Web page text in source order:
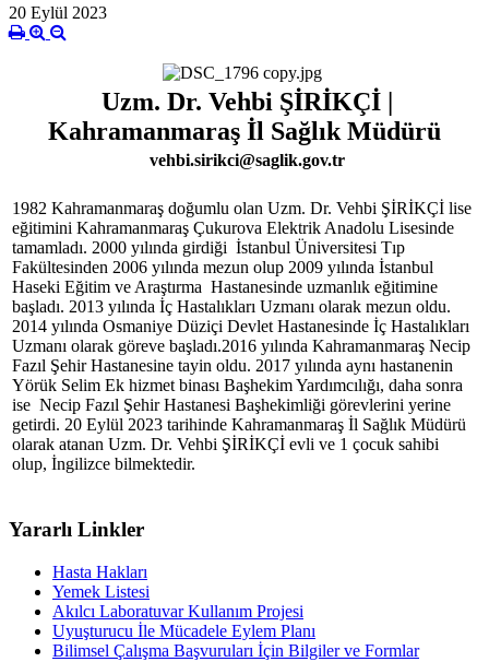
20 Eylül 2023
Uzm. Dr. Vehbi ŞİRİKÇİ |
Kahramanmaraş İl Sağlık Müdürü
vehbi.sirikci@saglik.gov.tr
1982 Kahramanmaraş doğumlu olan Uzm. Dr. Vehbi ŞİRİKÇİ lise
eğitimini Kahramanmaraş Çukurova Elektrik Anadolu Lisesinde
tamamladı. 2000 yılında girdiği İstanbul Üniversitesi Tıp
Fakültesinden 2006 yılında mezun olup 2009 yılında İstanbul
Haseki Eğitim ve Araştırma Hastanesinde uzmanlık eğitimine
başladı. 2013 yılında İç Hastalıkları Uzmanı olarak mezun oldu.
2014 yılında Osmaniye Düziçi Devlet Hastanesinde İç Hastalıkları
Uzmanı olarak göreve başladı.2016 yılında Kahramanmaraş Necip
Fazıl Şehir Hastanesine tayin oldu. 2017 yılında aynı hastanenin
Yörük Selim Ek hizmet binası Başhekim Yardımcılığı, daha sonra
ise Necip Fazıl Şehir Hastanesi Başhekimliği görevlerini yerine
getirdi. 20 Eylül 2023 tarihinde Kahramanmaraş İl Sağlık Müdürü
olarak atanan Uzm. Dr. Vehbi ŞİRİKÇİ evli ve 1 çocuk sahibi
olup, İngilizce bilmektedir.
Yararlı Linkler
Hasta Hakları
Yemek Listesi
Akılcı Laboratuvar Kullanım Projesi
Uyuşturucu İle Mücadele Eylem Planı
Bilimsel Çalışma Başvuruları İçin Bilgiler ve Formlar